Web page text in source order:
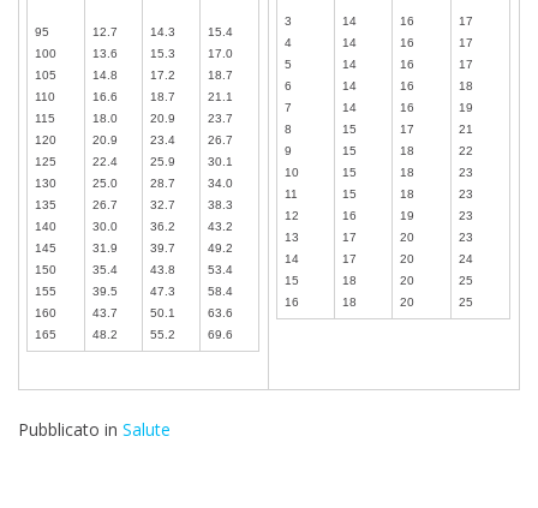
95
100
105
110
115
120
125
130
135
140
145
150
155
160
165
12.7
13.6
14.8
16.6
18.0
20.9
22.4
25.0
26.7
30.0
31.9
35.4
39.5
43.7
48.2
14.3
15.3
17.2
18.7
20.9
23.4
25.9
28.7
32.7
36.2
39.7
43.8
47.3
50.1
55.2
15.4
17.0
18.7
21.1
23.7
26.7
30.1
34.0
38.3
43.2
49.2
53.4
58.4
63.6
69.6
3
4
5
6
7
8
9
10
11
12
13
14
15
16
14
14
14
14
14
15
15
15
15
16
17
17
18
18
16
16
16
16
16
17
18
18
18
19
20
20
20
20
17
17
17
18
19
21
22
23
23
23
23
24
25
25
Pubblicato in Salute